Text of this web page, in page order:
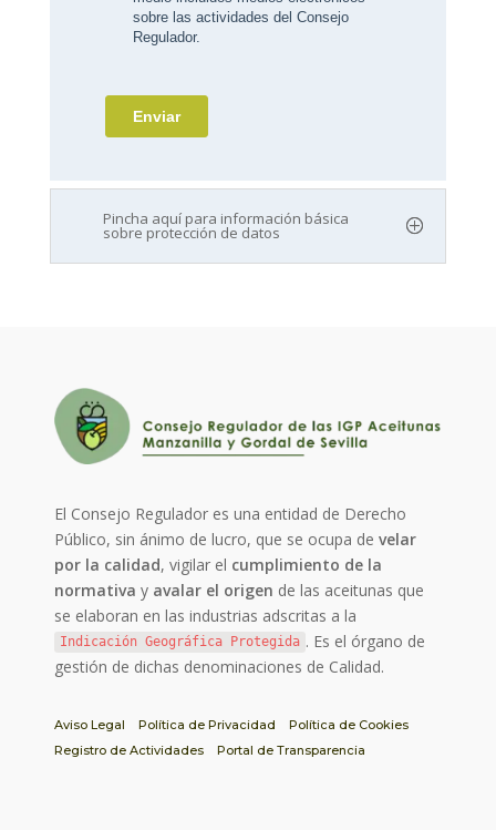
Pincha aquí para información básica
sobre protección de datos
El Consejo Regulador es una entidad de Derecho
Público, sin ánimo de lucro, que se ocupa develar
por la calidad, vigilar el cumplimiento de la
normativa y avalar el origen de las aceitunas que
se elaboran en las industrias adscritas a la
Indicación Geográfica Protegida . Es el órgano de
gestión de dichas denominaciones de Calidad.
Aviso Legal Política de Privacidad
Política de Cookies
Registro de Actividades
Portal de Transparencia